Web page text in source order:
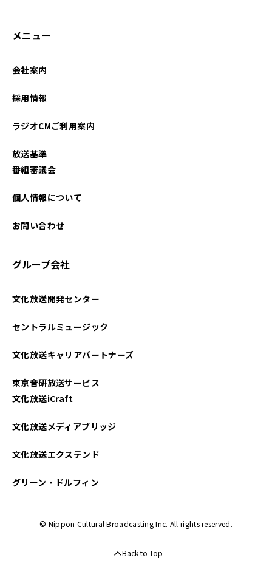
メニュー
会社案内
採用情報
ラジオCMご利用案内
放送基準
番組審議会
個人情報について
お問い合わせ
グループ会社
文化放送開発センター
セントラルミュージック
文化放送キャリアパートナーズ
東京音研放送サービス
文化放送iCraft
文化放送メディアブリッジ
文化放送エクステンド
グリーン・ドルフィン
© Nippon Cultural Broadcasting Inc. All rights reserved.
Back to Top